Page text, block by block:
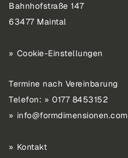
Bahnhofstraße 147
63477 Maintal
Cookie-Einstellungen
Termine nach Vereinbarung
Telefon:
0177 8453152
info@formdimensionen.com
Kontakt